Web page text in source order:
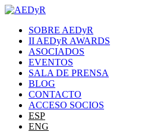
SOBRE AEDyR
II AEDyR AWARDS
ASOCIADOS
EVENTOS
SALA DE PRENSA
BLOG
CONTACTO
ACCESO SOCIOS
ESP
ENG